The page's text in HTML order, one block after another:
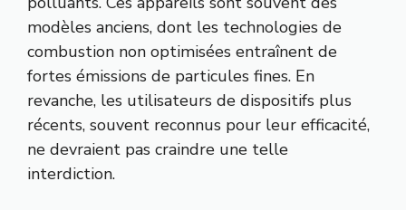
modèles anciens, dont les technologies de
combustion non optimisées entraînent de
fortes émissions de particules fines. En
revanche, les utilisateurs de dispositifs plus
récents, souvent reconnus pour leur efficacité,
ne devraient pas craindre une telle
interdiction.